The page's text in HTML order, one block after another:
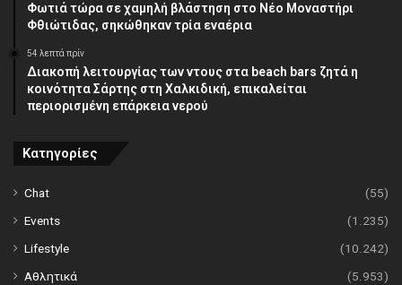
Φωτιά τώρα σε χαμηλή βλάστηση στο Νέο Μοναστήρι
Φθιώτιδας, σηκώθηκαν τρία εναέρια
54 λεπτά πρίν
Διακοπή λειτουργίας των ντους στα beach bars ζητά η
κοινότητα Σάρτης στη Χαλκιδική, επικαλείται
περιορισμένη επάρκεια νερού
Κατηγορίες
Chat
(55)
Events
(1.235)
Lifestyle
(10.242)
Αθλητικά
(5.953)